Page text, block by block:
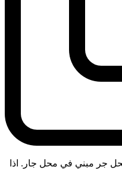
جر مبني في محل جار. اذا